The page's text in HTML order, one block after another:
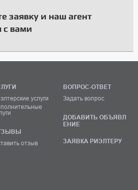
заявку и наш агент
с вами
услуги
отзыв
ВОПРОС-ОТВЕТ
Задать вопрос
ДОБАВИТЬ ОБЪЯВЛ
ЕНИЕ
ЗАЯВКА РИЭЛТЕРУ